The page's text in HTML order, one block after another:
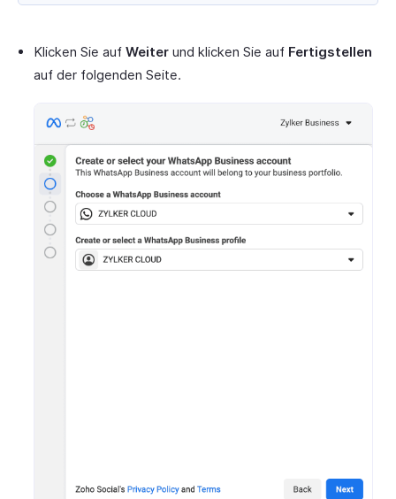
Klicken Sie auf Weiter und klicken Sie auf Fertigstellen
auf der folgenden Seite.